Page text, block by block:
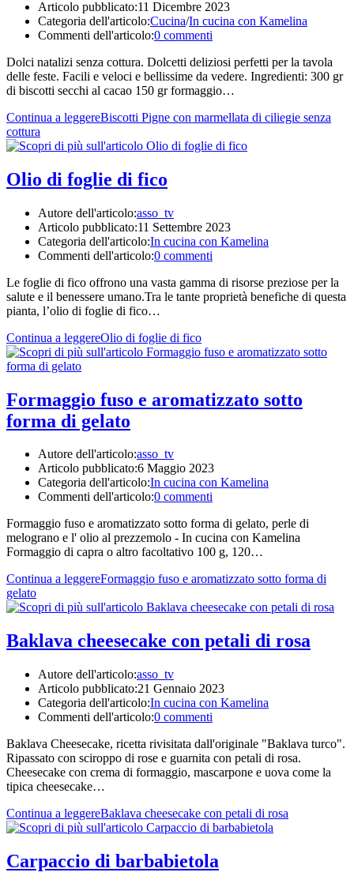
Articolo pubblicato:11 Dicembre 2023
Categoria dell'articolo:Cucina/In cucina con Kamelina
Commenti dell'articolo:0 commenti
Dolci natalizi senza cottura. Dolcetti deliziosi perfetti per la tavola
delle feste. Facili e veloci e bellissime da vedere. Ingredienti: 300 gr
di biscotti secchi al cacao 150 gr formaggio…
Continua a leggereBiscotti Pigne con marmellata di ciliegie senza
cottura
Olio di foglie di fico
Autore dell'articolo:asso_tv
Articolo pubblicato:11 Settembre 2023
Categoria dell'articolo:In cucina con Kamelina
Commenti dell'articolo:0 commenti
Le foglie di fico offrono una vasta gamma di risorse preziose per la
salute e il benessere umano.Tra le tante proprietà benefiche di questa
pianta, l’olio di foglie di fico…
Continua a leggereOlio di foglie di fico
Formaggio fuso e aromatizzato sotto
forma di gelato
Autore dell'articolo:asso_tv
Articolo pubblicato:6 Maggio 2023
Categoria dell'articolo:In cucina con Kamelina
Commenti dell'articolo:0 commenti
Formaggio fuso e aromatizzato sotto forma di gelato, perle di
melograno e l' olio al prezzemolo - In cucina con Kamelina
Formaggio di capra o altro facoltativo 100 g, 120…
Continua a leggereFormaggio fuso e aromatizzato sotto forma di
gelato
Baklava cheesecake con petali di rosa
Autore dell'articolo:asso_tv
Articolo pubblicato:21 Gennaio 2023
Categoria dell'articolo:In cucina con Kamelina
Commenti dell'articolo:0 commenti
Baklava Cheesecake, ricetta rivisitata dall'originale "Baklava turco".
Ripassato con sciroppo di rose e guarnita con petali di rosa.
Cheesecake con crema di formaggio, mascarpone e uova come la
tipica cheesecake…
Continua a leggereBaklava cheesecake con petali di rosa
Carpaccio di barbabietola